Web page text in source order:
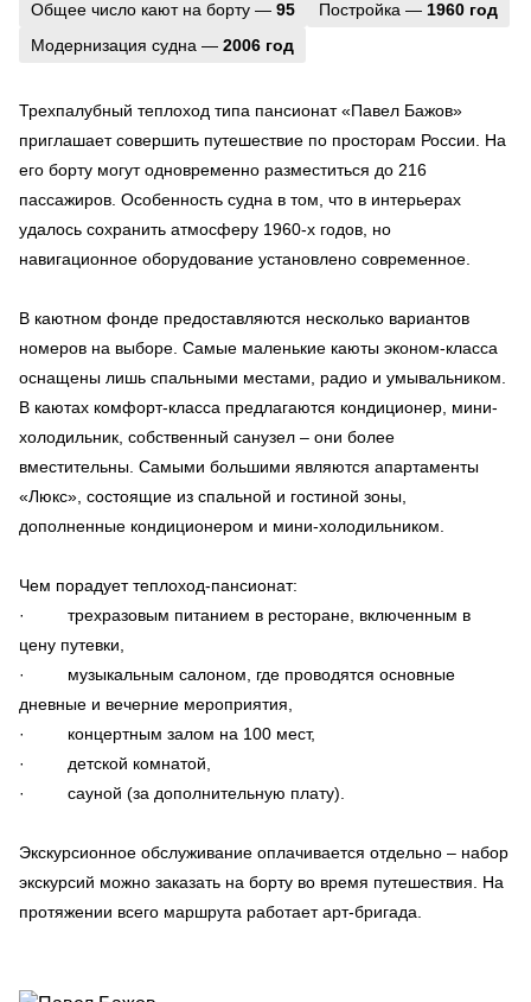
Общее число кают на борту — 95 Постройка — 1960 год
Модернизация судна — 2006 год
Трехпалубный теплоход типа пансионат «Павел Бажов»
приглашает совершить путешествие по просторам России. На
его борту могут одновременно разместиться до 216
пассажиров. Особенность судна в том, что в интерьерах
удалось сохранить атмосферу 1960-х годов, но
навигационное оборудование установлено современное.
В каютном фонде предоставляются несколько вариантов
номеров на выборе. Самые маленькие каюты эконом-класса
оснащены лишь спальными местами, радио и умывальником.
В каютах комфорт-класса предлагаются кондиционер, мини-
холодильник, собственный санузел – они более
вместительны. Самыми большими являются апартаменты
«Люкс», состоящие из спальной и гостиной зоны,
дополненные кондиционером и мини-холодильником.
Чем порадует теплоход-пансионат:
· трехразовым питанием в ресторане, включенным в
цену путевки,
· музыкальным салоном, где проводятся основные
дневные и вечерние мероприятия,
· концертным залом на 100 мест,
· детской комнатой,
· сауной (за дополнительную плату).
Экскурсионное обслуживание оплачивается отдельно – набор
экскурсий можно заказать на борту во время путешествия. На
протяжении всего маршрута работает арт-бригада.